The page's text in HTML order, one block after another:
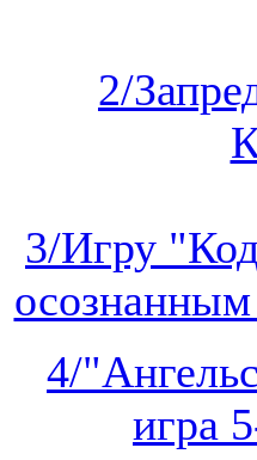
2/
3/Игру
4/
игра